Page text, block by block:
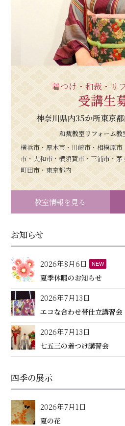
着つけ・和裁・リ
受講生
神奈川県内35か所東京
和裁教室リフォーム教
横浜市・厚木市・川崎市・相模原
市・大和市・横須賀市・三浦市・茅
町田市・東京都内
教室情報を見る
お知らせ
2026年8月6日 NEW
夏季休暇のお知らせ
2026年7月13日
エコな合わせ帯仕立講習会
2026年7月13日
七五三の着つけ講習会
四季の展示
2026年7月1日
夏の花